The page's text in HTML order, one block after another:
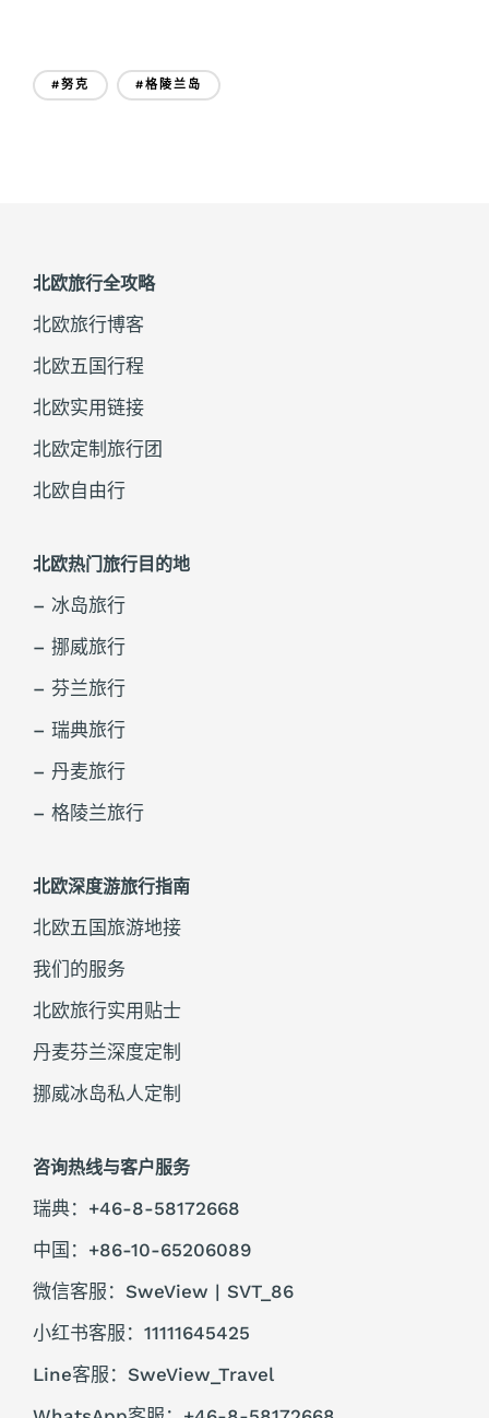
#努克 #格陵兰岛
北欧旅行全攻略
北欧旅行博客
北欧五国行程
北欧实用链接
北欧定制旅行团
北欧自由行
北欧热门旅行目的地
– 冰岛旅行
– 挪威旅行
– 芬兰旅行
– 瑞典旅行
– 丹麦旅行
– 格陵兰旅行
北欧深度游旅行指南
北欧五国旅游地接
我们的服务
北欧旅行实用贴士
丹麦芬兰深度定制
挪威冰岛私人定制
咨询热线与客户服务
瑞典：+46-8-58172668
中国：+86-10-65206089
微信客服：SweView | SVT_86
小红书客服：11111645425
Line客服：SweView_Travel